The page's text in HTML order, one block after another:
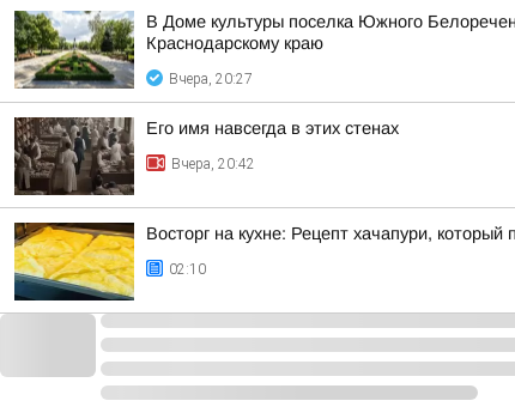
В Доме культуры поселка Южного
Краснодарскому краю
Вчера, 20:27
Его имя навсегда в этих стенах
Вчера, 20:42
Восторг на кухне: Рецепт хачапури, который
02:10